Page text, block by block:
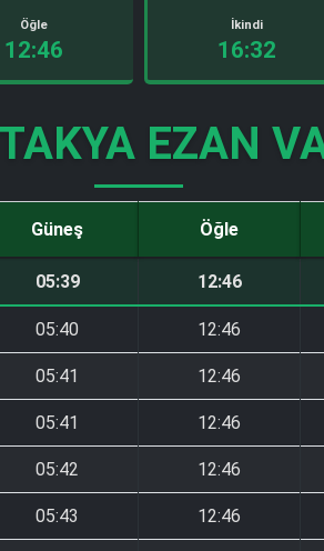
Öğle
12:46
İkindi
16:32
EZAN
Güneş Öğle
05:39 12:46
05:40 12:46
05:41 12:46
05:41 12:46
05:42 12:46
05:43 12:46